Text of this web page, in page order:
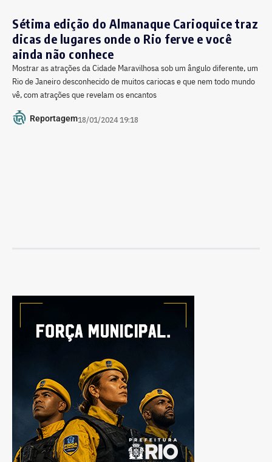
Sétima edição do Almanaque Carioquice traz
dicas de lugares onde o Rio ferve e você
ainda não conhece
Mostrar as atrações da Cidade Maravilhosa sob um ângulo diferente, um
Rio de Janeiro desconhecido de muitos cariocas e que nem todo mundo
vê, com atrações que revelam os encantos
Reportagem18/01/2024 19:18